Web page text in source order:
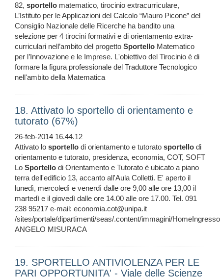
82, sportello matematico, tirocinio extracurriculare,
L’Istituto per le Applicazioni del Calcolo “Mauro Picone” del
Consiglio Nazionale delle Ricerche ha bandito una
selezione per 4 tirocini formativi e di orientamento extra-
curriculari nell’ambito del progetto Sportello Matematico
per l’Innovazione e le Imprese. L'obiettivo del Tirocinio è di
formare la figura professionale del Traduttore Tecnologico
nell'ambito della Matematica
18. Attivato lo sportello di orientamento e
tutorato (67%)
26-feb-2014 16.44.12
Attivato lo sportello di orientamento e tutorato sportello di
orientamento e tutorato, presidenza, economia, COT, SOFT
Lo Sportello di Orientamento e Tutorato è ubicato a piano
terra dell'edificio 13, accanto all'Aula Colletti. E' aperto il
lunedì, mercoledì e venerdì dalle ore 9,00 alle ore 13,00 il
martedì e il giovedì dalle ore 14.00 alle ore 17.00. Tel. 091
238 95217 e-mail: economia.cot@unipa.it
/sites/portale/dipartimenti/seas/.content/immagini/
ANGELO MISURACA
19. SPORTELLO ANTIVIOLENZA PER LE
PARI OPPORTUNITA' - Viale delle Scienze